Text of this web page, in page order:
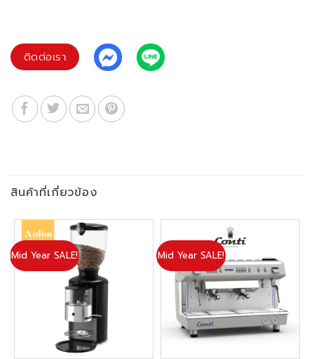
ติดต่อเรา
สินค้าที่เกี่ยวข้อง
Mid Year SALE! Mid Year SALE!